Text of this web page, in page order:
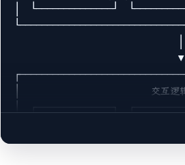
│  └──────────────┘
│                        交互
│  │ 状态管理     │  │ 事件处